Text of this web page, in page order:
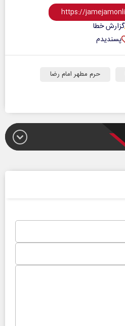
گزارش خطا
پسندیدم
حرم مطهر امام رضا